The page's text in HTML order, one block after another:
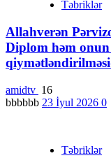
Təbriklər
Allahverən
Diplom həm
amidtv 16
bbbbbb 23 İyul 2026 0
Təbriklər